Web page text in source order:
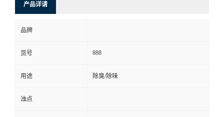
产品详请
品牌
货号 888
用途 除臭/除味
浊点